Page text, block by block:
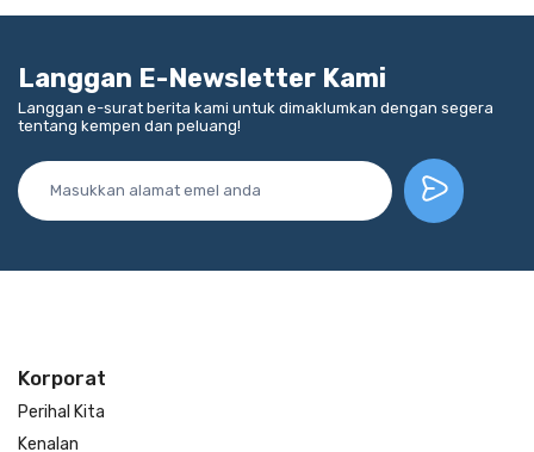
Langgan E-Newsletter Kami
Langgan e-surat berita kami untuk dimaklumkan dengan segera
tentang kempen dan peluang!
Korporat
Perihal Kita
Kenalan